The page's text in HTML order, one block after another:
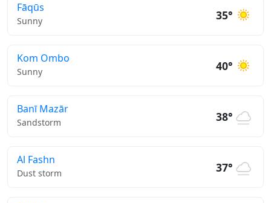
Fāqūs
Sunny 35°
Kom Ombo
Sunny 40°
Banī Mazār
Sandstorm 38°
Al Fashn
Dust storm 37°